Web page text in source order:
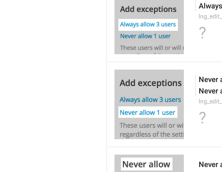
?
Never
Never
?
Never